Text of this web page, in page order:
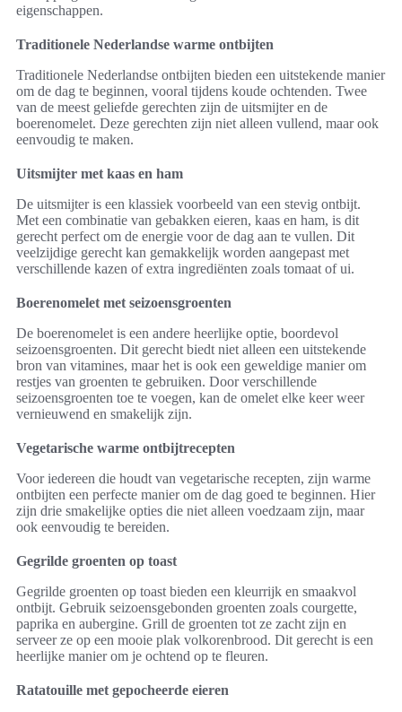
eigenschappen.
Traditionele Nederlandse warme ontbijten
Traditionele Nederlandse ontbijten bieden een uitstekende manier
om de dag te beginnen, vooral tijdens koude ochtenden. Twee
van de meest geliefde gerechten zijn de uitsmijter en de
boerenomelet. Deze gerechten zijn niet alleen vullend, maar ook
eenvoudig te maken.
Uitsmijter met kaas en ham
De uitsmijter is een klassiek voorbeeld van een stevig ontbijt.
Met een combinatie van gebakken eieren, kaas en ham, is dit
gerecht perfect om de energie voor de dag aan te vullen. Dit
veelzijdige gerecht kan gemakkelijk worden aangepast met
verschillende kazen of extra ingrediënten zoals tomaat of ui.
Boerenomelet met seizoensgroenten
De boerenomelet is een andere heerlijke optie, boordevol
seizoensgroenten. Dit gerecht biedt niet alleen een uitstekende
bron van vitamines, maar het is ook een geweldige manier om
restjes van groenten te gebruiken. Door verschillende
seizoensgroenten toe te voegen, kan de omelet elke keer weer
vernieuwend en smakelijk zijn.
Vegetarische warme ontbijtrecepten
Voor iedereen die houdt van vegetarische recepten, zijn warme
ontbijten een perfecte manier om de dag goed te beginnen. Hier
zijn drie smakelijke opties die niet alleen voedzaam zijn, maar
ook eenvoudig te bereiden.
Gegrilde groenten op toast
Gegrilde groenten op toast bieden een kleurrijk en smaakvol
ontbijt. Gebruik seizoensgebonden groenten zoals courgette,
paprika en aubergine. Grill de groenten tot ze zacht zijn en
serveer ze op een mooie plak volkorenbrood. Dit gerecht is een
heerlijke manier om je ochtend op te fleuren.
Ratatouille met gepocheerde eieren